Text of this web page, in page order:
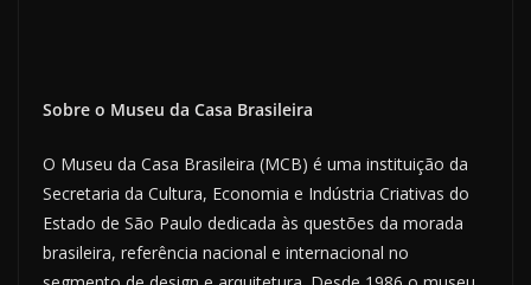
Sobre o Museu da Casa Brasileira
O Museu da Casa Brasileira (MCB) é uma instituição da
Secretaria da Cultura, Economia e Indústria Criativas do
Estado de São Paulo dedicada às questões da morada
brasileira, referência nacional e internacional no